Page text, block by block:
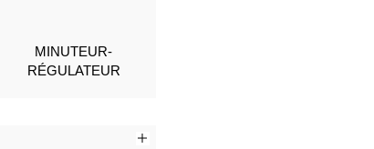
MINUTEUR-
RÉGULATEUR